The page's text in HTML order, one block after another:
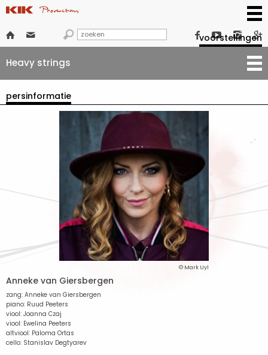
      
voorstellingen
Heavy strings
persinformatie
© Mark Uyl
Anneke van Giersbergen
zang: Anneke van Giersbergen
piano: Ruud Peeters
viool: Joanna Czaj
viool: Ewelina Peeters
altviool: Paloma Ortas
cello: Stanislav Degtyarev